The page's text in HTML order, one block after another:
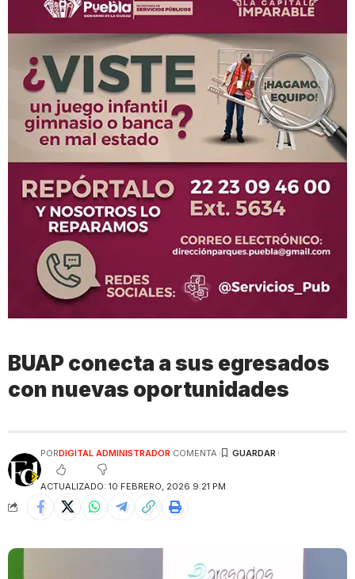
BUAP conecta a sus egresados
con nuevas oportunidades
ACTUALIZADO: 10 FEBRERO, 2026 9:21 PM
PORDIGITAL ADMINISTRADOR COMENTA